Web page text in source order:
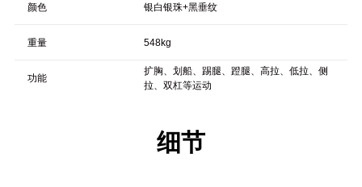
颜色 银白银珠+黑垂纹
重量 548kg
功能
扩胸、划船、踢腿、蹬腿、高拉、低拉、侧
拉、双杠等运动
细节